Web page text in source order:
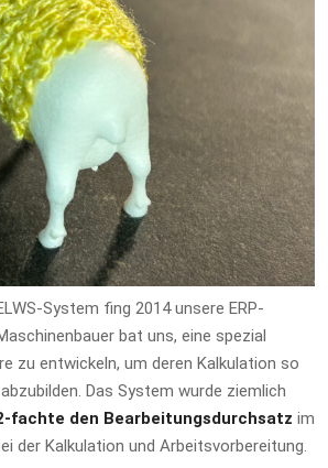
System fing 2014 unsere ERP-
bat uns, eine spezial
zu entwickeln, um deren Kalkulation so
Das System wurde ziemlich
fachte den Bearbeitungsdurchsatz im
der Kalkulation und Arbeitsvorbereitung.